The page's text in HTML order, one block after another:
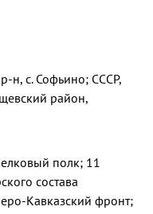
н, с. Софьино; СССР,
район,
полк; 11
состава
Кавказский фронт;